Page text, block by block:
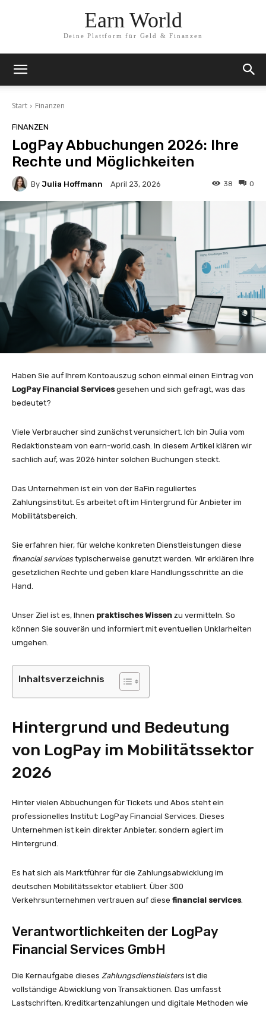
Earn World
Deine Plattform für Geld & Finanzen
Start Finanzen
FINANZEN
LogPay Abbuchungen 2026: Ihre
Rechte und Möglichkeiten
By Julia Hoffmann April 23, 2026 0
38
Haben Sie auf Ihrem Kontoauszug schon einmal einen Eintrag von
LogPay Financial Servicesgesehen und sich gefragt, was das
bedeutet?
Viele Verbraucher sind zunächst verunsichert. Ich bin Julia vom
Redaktionsteam von earn-world.cash. In diesem Artikel klären wir
sachlich auf, was 2026 hinter solchen Buchungen steckt.
Das Unternehmen ist ein von der BaFin reguliertes
Zahlungsinstitut. Es arbeitet oft im Hintergrund für Anbieter im
Mobilitätsbereich.
Sie erfahren hier, für welche konkreten Dienstleistungen diese
financial services typischerweise genutzt werden. Wir erklären Ihre
gesetzlichen Rechte und geben klare Handlungsschritte an die
Hand.
Unser Ziel ist es, Ihnen praktisches Wissen zu vermitteln. So
können Sie souverän und informiert mit eventuellen Unklarheiten
umgehen.
Inhaltsverzeichnis
Hintergrund und Bedeutung
von LogPay im Mobilitätssektor
2026
Hinter vielen Abbuchungen für Tickets und Abos steht ein
professionelles Institut: LogPay Financial Services. Dieses
Unternehmen ist kein direkter Anbieter, sondern agiert im
Hintergrund.
Es hat sich als Marktführer für die Zahlungsabwicklung im
deutschen Mobilitätssektor etabliert. Über 300
Verkehrsunternehmen vertrauen auf diese financial services.
Verantwortlichkeiten der LogPay
Financial Services GmbH
Die Kernaufgabe dieses Zahlungsdienstleisters ist die
vollständige Abwicklung von Transaktionen. Das umfasst
Lastschriften, Kreditkartenzahlungen und digitale Methoden wie